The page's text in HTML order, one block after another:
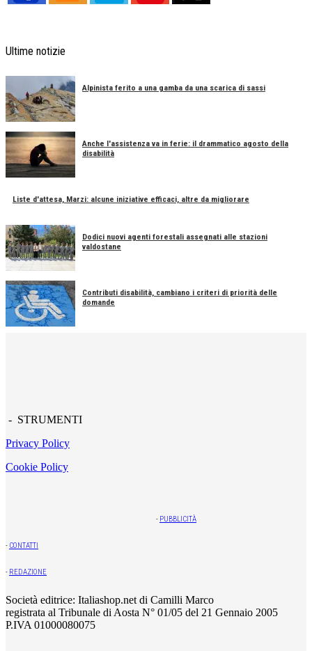
Ultime notizie
Alpinista ferito a una gamba da una scarica di sassi
Anche l'assistenza va in ferie: il drammatico agosto della
disabilità
Liste d'attesa, Marzi: alcune iniziative efficaci, altre da migliorare
Dodici nuovi agenti forestali assegnati alle stazioni
valdostane
Contributi disabilità, cambiano i criteri di priorità delle
domande
- STRUMENTI
Privacy Policy
Cookie Policy
- PUBBLICITÀ
- CONTATTI
- REDAZIONE
Società editrice: Italiashop.net di Camilli Marco
registrata al Tribunale di Aosta N° 01/05 del 21 Gennaio 2005
P.IVA 01000080075